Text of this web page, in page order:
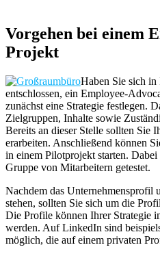
Vorgehen bei einem
Projekt
Haben Sie sich in
entschlossen, ein Employee-
zunächst eine Strategie festlegen.
Zielgruppen, Inhalte sowie
Bereits an dieser Stelle sollten Sie
erarbeiten. Anschließend können
in einem Pilotprojekt starten.
Gruppe von Mitarbeitern getestet.
Nachdem das Unternehmensprofil
stehen, sollten Sie sich um die
Die Profile können Ihrer Strategie
werden. Auf LinkedIn sind
möglich, die auf einem privaten